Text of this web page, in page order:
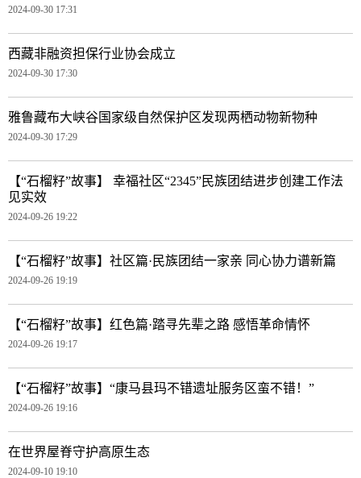
2024-09-30 17:31
西藏非融资担保行业协会成立
2024-09-30 17:30
雅鲁藏布大峡谷国家级自然保护区发现两栖动物新物种
2024-09-30 17:29
【“石榴籽”故事】 幸福社区“2345”民族团结进步创建工作法
见实效
2024-09-26 19:22
【“石榴籽”故事】社区篇·民族团结一家亲 同心协力谱新篇
2024-09-26 19:19
【“石榴籽”故事】红色篇·踏寻先辈之路 感悟革命情怀
2024-09-26 19:17
【“石榴籽”故事】“康马县玛不错遗址服务区蛮不错！”
2024-09-26 19:16
在世界屋脊守护高原生态
2024-09-10 19:10